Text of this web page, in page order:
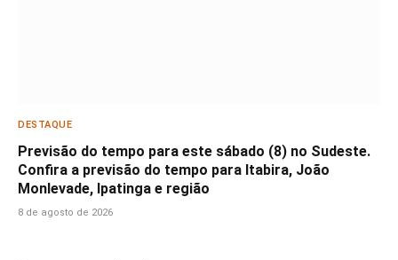
DESTAQUE
Previsão do tempo para este sábado (8) no Sudeste.
Confira a previsão do tempo para Itabira, João
Monlevade, Ipatinga e região
8 de agosto de 2026